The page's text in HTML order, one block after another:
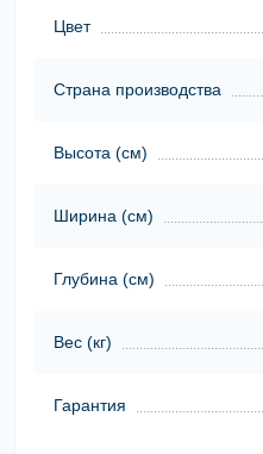
Цвет
Страна производства
Высота (cм)
Ширина (cм)
Глубина (cм)
Вес (кг)
Гарантия